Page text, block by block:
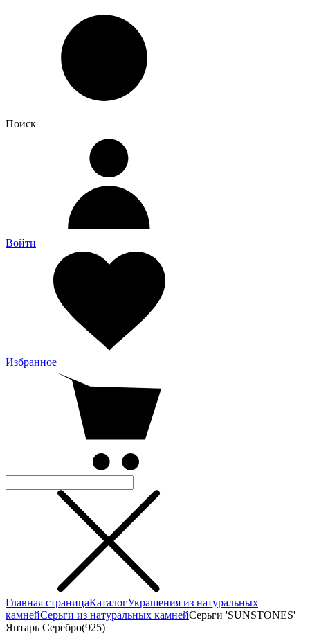
Поиск
Войти
Избранное
Главная страницаКаталогУкрашения из натуральных
камнейСерьги из натуральных камнейСерьги 'SUNSTONES'
Янтарь Серебро(925)